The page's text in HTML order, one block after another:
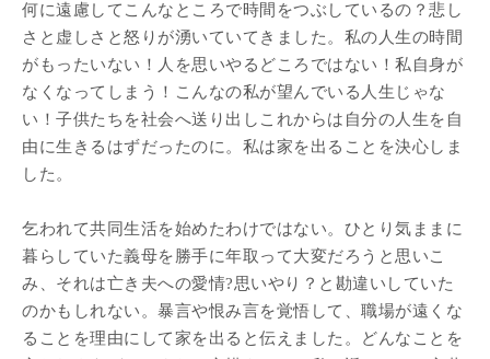
何に遠慮してこんなところで時間をつぶしているの？悲し
さと虚しさと怒りが湧いていてきました。私の人生の時間
がもったいない！人を思いやるどころではない！私自身が
なくなってしまう！こんなの私が望んでいる人生じゃな
い！子供たちを社会へ送り出しこれからは自分の人生を自
由に生きるはずだったのに。私は家を出ることを決心しま
した。
乞われて共同生活を始めたわけではない。ひとり気ままに
暮らしていた義母を勝手に年取って大変だろうと思いこ
み、それは亡き夫への愛情?思いやり？と勘違いしていた
のかもしれない。暴言や恨み言を覚悟して、職場が遠くな
ることを理由にして家を出ると伝えました。どんなことを